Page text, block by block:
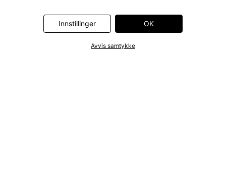
Ltd, RTB-House GmbH, Snap Group Ltd, TikTok Information
Technologies UK Ltd. Ytterligere informasjon om
. Informasjonen er også tilgjengelig via en
Innstillinger OK
Avvis samtykke